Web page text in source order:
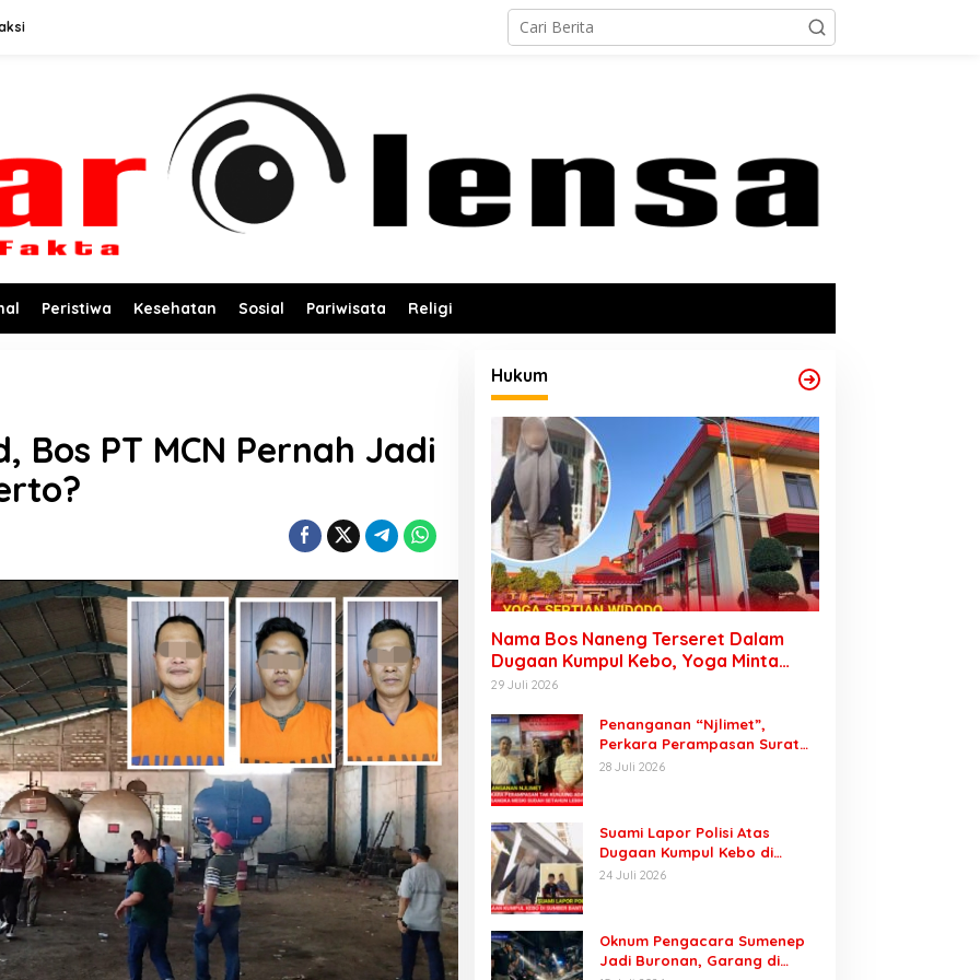
Peristiwa Kesehatan Sosial Pariwisata Religi
Bos PT MCN Pernah Jadi
Hukum
Nama Bos Naneng Terseret Dalam
Dugaan Kumpul Kebo, Yoga Minta
Orang Tuanya Juga Dipanggil Polisi
29 Juli 2026
Penanganan “Njlimet”,
Perkara Perampasan Surat
Mobil Tak Kunjung Tersangka
28 Juli 2026
Suami Lapor Polisi Atas
Dugaan Kumpul Kebo di
Sumber Banteng Kejayan,
24 Juli 2026
Oknum Pengacara Sumenep
Jadi Buronan, Garang di